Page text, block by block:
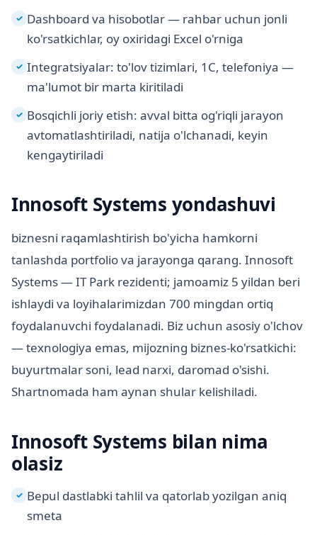
✓ Dashboard va hisobotlar — rahbar uchun jonli
ko'rsatkichlar, oy oxiridagi Excel o'rniga
✓ Integratsiyalar: to'lov tizimlari, 1C, telefoniya —
ma'lumot bir marta kiritiladi
✓ Bosqichli joriy etish: avval bitta og'riqli jarayon
avtomatlashtiriladi, natija o'lchanadi, keyin
kengaytiriladi
Innosoft Systems yondashuvi
biznesni raqamlashtirish bo'yicha hamkorni
tanlashda portfolio va jarayonga qarang. Innosoft
Systems — IT Park rezidenti; jamoamiz 5 yildan beri
ishlaydi va loyihalarimizdan 700 mingdan ortiq
foydalanuvchi foydalanadi. Biz uchun asosiy o'lchov
— texnologiya emas, mijozning biznes-ko'rsatkichi:
buyurtmalar soni, lead narxi, daromad o'sishi.
Shartnomada ham aynan shular kelishiladi.
Innosoft Systems bilan nima
olasiz
✓ Bepul dastlabki tahlil va qatorlab yozilgan aniq
smeta